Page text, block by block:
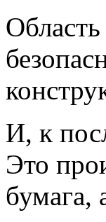
И, к
Это
бумага,